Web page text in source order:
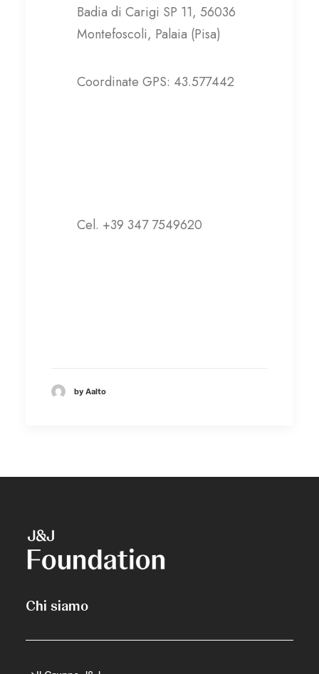
Badia di Carigi SP 11, 56036
Montefoscoli, Palaia (Pisa)
Coordinate GPS: 43.577442
Cel. +39 347 7549620
by Aalto
Chi siamo